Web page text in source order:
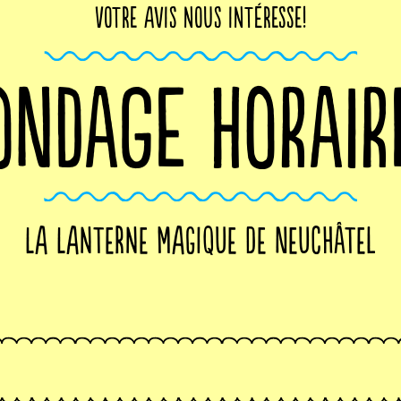
Votre avis nous intéresse!
La Lanterne Magique de Neuchâtel